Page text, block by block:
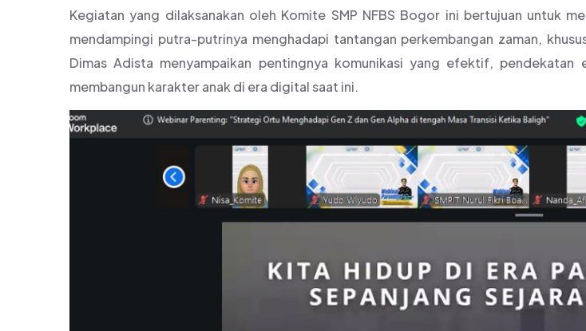
Kegiatan yang dilaksanakan oleh Komite SMP NFBS Bogor ini bertujuan untuk
mendampingi putra-putrinya menghadapi tantangan perkembangan zaman,
Dimas Adista menyampaikan pentingnya komunikasi yang efektif,
membangun karakter anak di era digital saat ini.